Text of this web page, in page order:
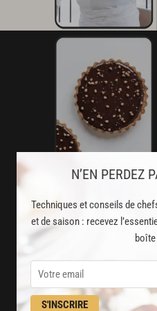
N’EN PERDEZ
Techniques et conseils de
et de saison : recevez
S'INSCRIRE
AVEC VOTRE
LA CUISINE DES